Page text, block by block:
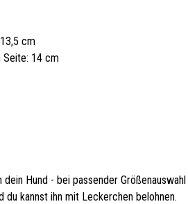
cm
Seite: 14 cm
Hund - bei passender Größenauswahl
du kannst ihn mit Leckerchen belohnen.